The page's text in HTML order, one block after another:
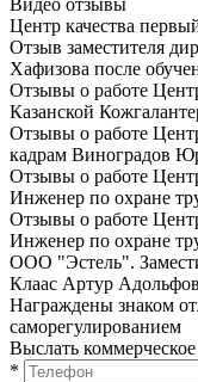
Центр качества
Отзыв заместителя
Хафизова после
Отзывы о работе
Казанской
Отзывы о работе
кадрам Виноградов
Отзывы о работе
Инженер по oхранe
Отзывы о работе
Инженер по oхранe
ООО "Эстель".
Клаас Артур
Награждены знаком
саморегулированием
Выслать
*